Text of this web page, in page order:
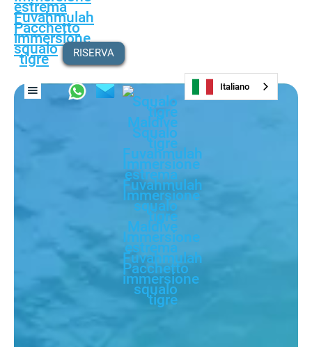
RISERVA
Italiano